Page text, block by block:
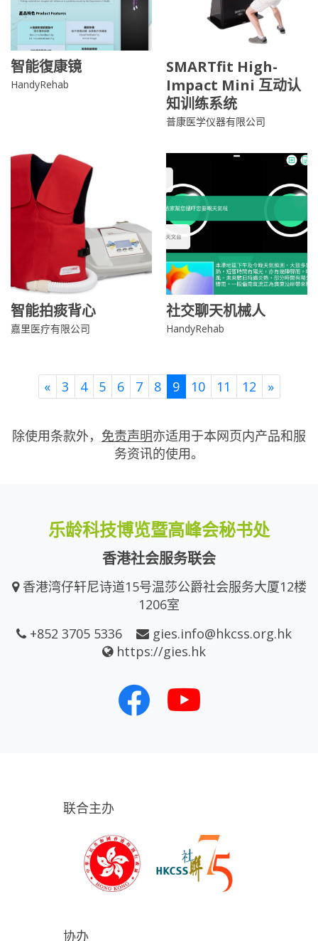
智能復康镜
HandyRehab
SMARTfit High-
Impact Mini 互动认
知训练系统
普康医学仪器有限公司
智能拍痰背心
嘉里医疗有限公司
社交聊天机械人
HandyRehab
«Previous
3 4 5 6 7 8 9 10 11 12 »Next
除使用条款外， 免责声明亦适用于本网页内产品和服
务资讯的使用。
乐龄科技博览暨高峰会秘书处
香港社会服务联会
香港湾仔轩尼诗道15号温莎公爵社会服务大厦12楼
1206室
+852 3705 5336
gies.info@hkcss.org.hk
https://gies.hk
联合主办
协办